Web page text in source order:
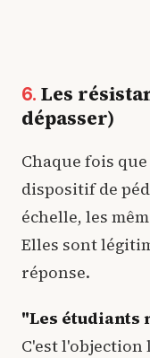
6. Les
dépasser)
Chaque fois
dispositif de
échelle, les
Elles sont
réponse.
"Les étudiants
C'est l'objection